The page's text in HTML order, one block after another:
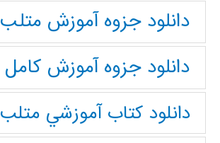
دانلود جزوه آموزش متلب
دانلود جزوه آموزش کامل matlab
دانلود كتاب آموزشي متلب